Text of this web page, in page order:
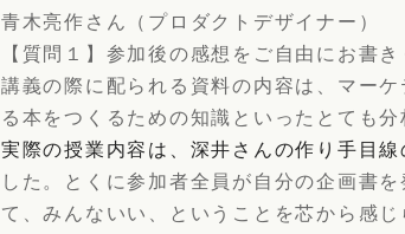
青木亮作さん（プロダクトデザイナー）
【質問１】参加後の感想をご自由にお書き
講義の際に配られる資料の内容は、マー
る本をつくるための知識といったとても
実際の授業内容は、深井さんの作り手目
した。とくに参加者全員が自分の企画書
て、みんないい、ということを芯から感